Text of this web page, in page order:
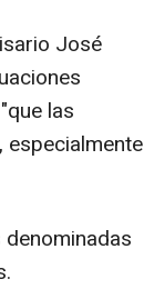
José
las
especialmente